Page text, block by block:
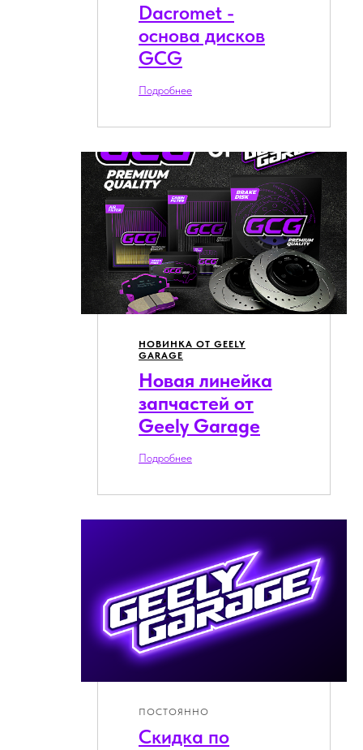
Dacromet -
основа дисков
GCG
Подробнее
НОВИНКА ОТ GEELY
GARAGE
Новая линейка
запчастей от
Geely Garage
Подробнее
ПОСТОЯННО
Скидка по